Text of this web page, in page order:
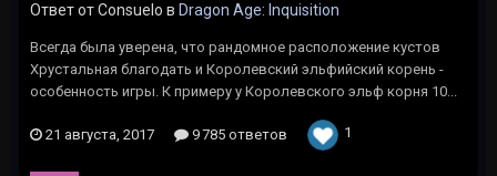
Ответ от Consuelo в Dragon Age: Inquisition
Всегда была уверена, что рандомное расположение кустов
Хрустальная благодать и Королевский эльфийский корень -
особенность игры. К примеру у Королевского эльф корня 10...
21 августа, 2017 9 785 ответов 1